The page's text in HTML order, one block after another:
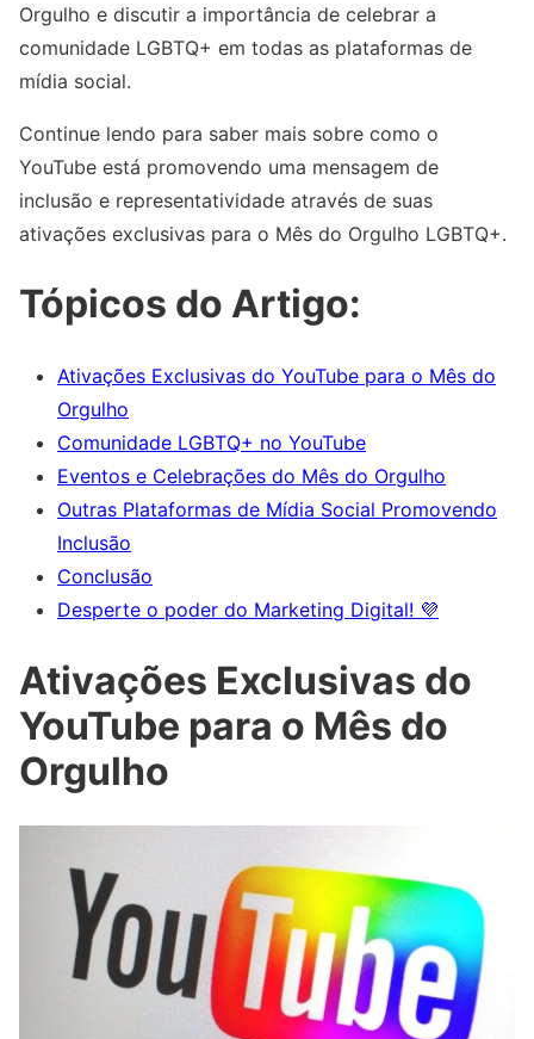
Orgulho e discutir a importância de celebrar a
comunidade LGBTQ+ em todas as plataformas de
mídia social.
Continue lendo para saber mais sobre como o
YouTube está promovendo uma mensagem de
inclusão e representatividade através de suas
ativações exclusivas para o Mês do Orgulho LGBTQ+.
Tópicos do Artigo:
Ativações Exclusivas do YouTube para o Mês do
Orgulho
Comunidade LGBTQ+ no YouTube
Eventos e Celebrações do Mês do Orgulho
Outras Plataformas de Mídia Social Promovendo
Inclusão
Conclusão
Desperte o poder do Marketing Digital! 💜
Ativações Exclusivas do
YouTube para o Mês do
Orgulho